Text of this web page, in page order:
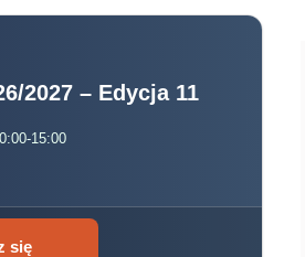
2027 – Edycja 11
15:00
się